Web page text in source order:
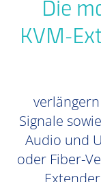
Die
KVM-
Signale
Audio und
oder Fiber-